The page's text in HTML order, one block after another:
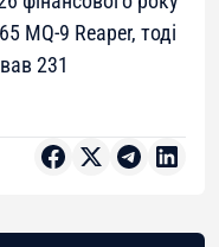
MQ-9 Reaper, тоді
231